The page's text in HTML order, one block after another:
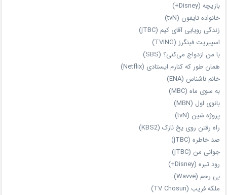
بازیچه (Disney+)
خانواده تایفون (tvN)
زندگی رویایی آقای کیم (jTBC)
اسپیریت فینگرز (TVING)
با من ازدواج می‌کنی؟ (SBS)
همان‌ طور که کنارم ایستادی (Netflix)
خانم ناشناس (ENA)
به سوی ماه (MBC)
بانوی اول (MBN)
پروژه شین (tvN)
راه رفتن روی یخ نازک (KBS2)
صد خاطره (jTBC)
جوانی من (jTBC)
رود تیره (Disney+)
بی‌ رحم (Wavve)
ملکه فریب (TV Chosun)